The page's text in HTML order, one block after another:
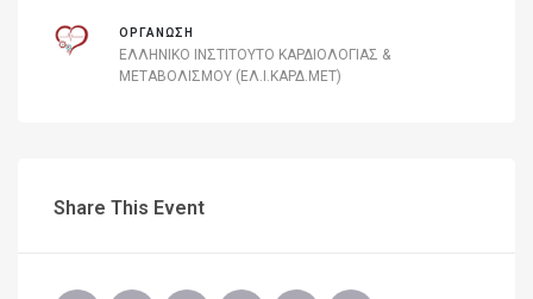
ΟΡΓΑΝΩΣΗ
ΕΛΛΗΝΙΚΟ ΙΝΣΤΙΤΟΥΤΟ ΚΑΡΔΙΟΛΟΓΙΑΣ &
ΜΕΤΑΒΟΛΙΣΜΟΥ (ΕΛ.Ι.ΚΑΡΔ.ΜΕΤ)
Share This Event